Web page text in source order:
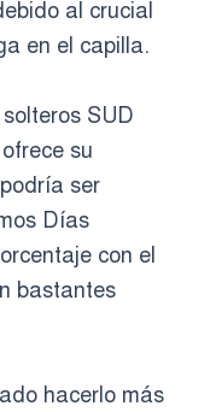
al crucial
en el capilla.
SUD
su
ser
Días
con el
bastantes
hacerlo más